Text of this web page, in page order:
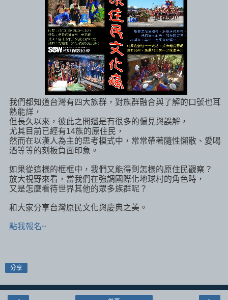
我們都知道台灣有四大族群，對族群融合與了解的口號也耳
熟能詳，
但長久以來，彼此之間還是有很多的偏見與誤解，
尤其目前已經有14族的原住民，
然而在以漢人為主的思考模式中，常常帶著隨性懶散、愛喝
酒等等的刻板負面印象。
如果從這樣的框框中，我們又能得到怎樣的原住民觀察？
放大視野來看，當我們在強調國際化地球村的角色時，
又是怎麼看待世界其他的眾多族群呢？
和大家分享台灣原民文化與慶典之美。
點我報名~
分享